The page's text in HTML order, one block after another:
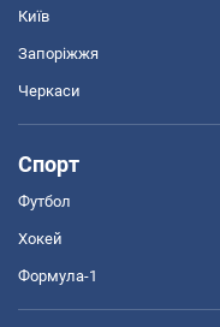
Київ
Запоріжжя
Черкаси
Спорт
Футбол
Хокей
Формула-1